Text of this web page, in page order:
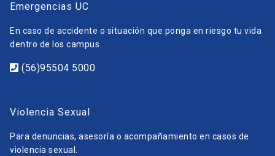
Emergencias UC
En caso de accidente o situación que ponga en riesgo tu vida
dentro de los campus.
(56)95504 5000
Violencia Sexual
Para denuncias, asesoría o acompañamiento en casos de
violencia sexual.